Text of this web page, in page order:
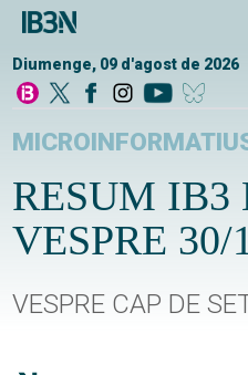
Diumenge, 09 d'agost de 2026
RESUM IB3
VESPRE 30/
VESPRE CAP DE